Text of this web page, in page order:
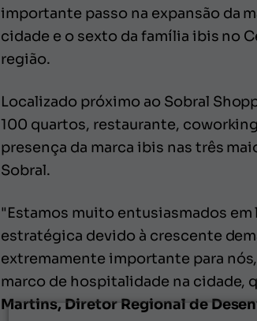
importante passo na expansão da
cidade e o sexto da família ibis no
região.
Localizado próximo ao Sobral
100 quartos, restaurante,
presença da marca ibis nas três
Sobral.
"Estamos muito entusiasmados em
estratégica devido à crescente
extremamente importante para
marco de hospitalidade na cidade,
Martins, Diretor Regional de